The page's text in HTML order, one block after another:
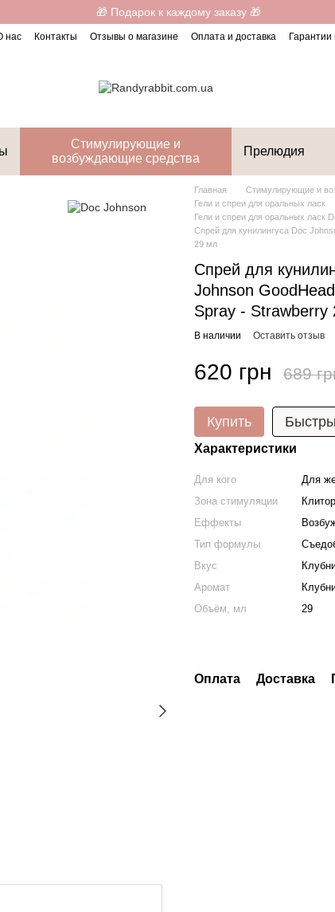
🎁 Подарок к каждому заказу 🎁
нас Контакты Отзывы о магазине Оплата и доставка Гарантии
Стимулирующие и
возбуждающие средства
Прелюдия
Главная
Стимулирующие и
Гели и спреи для оральных ласк
Гели и спреи для оральных ласк
Спрей для кунилингуса Doc
29 мл
Спрей для
Johnson
Spray - Strawberry
В наличии Оставить отзыв
620 грн 689
Купить
Характеристики
Для кого
Для
Зона стимуляции
Еффекты
Тип формулы
Вкус
Аромат
Объём, мл
29
Оплата Доставка